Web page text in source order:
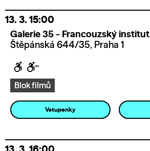
13. 3. 15:00
Galerie 35 - Francouzský institut
Štěpánská 644/35, Praha 1
Blok filmů
Vstupenky